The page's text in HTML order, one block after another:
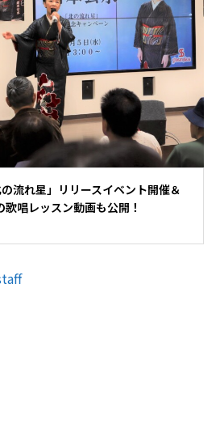
流れ星」リリースイベント開催＆
唱レッスン動画も公開！